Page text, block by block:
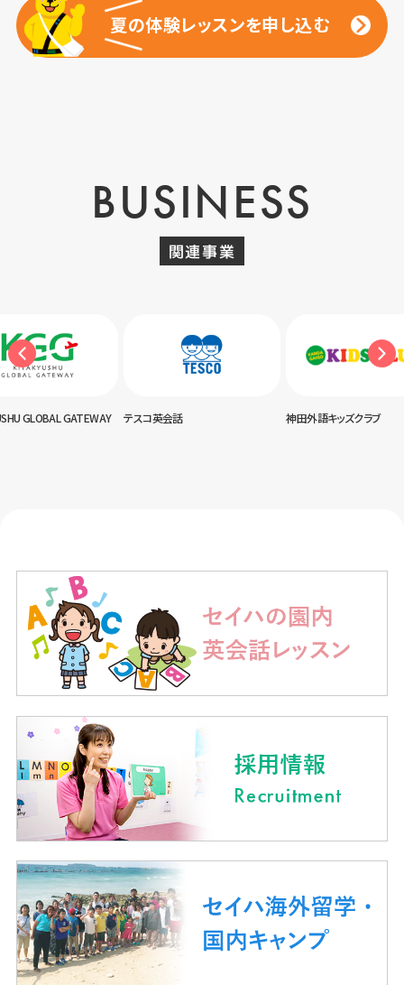
夏の体験レッスンを申し込む
夏の体験レッスンを申し込む
BUSINESS
関連事業
GLOBAL GATEWAY テスコ英会話 神田外語キッズクラブ